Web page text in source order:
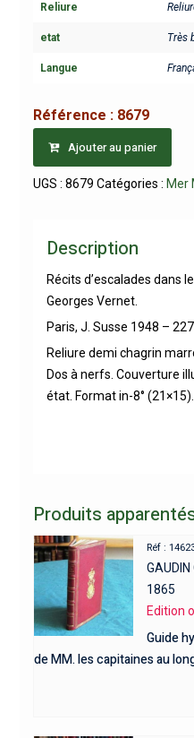
Reliure
etat Très
Langue
Référence : 8679
Ajouter au panier
UGS : 8679 Catégories : Mer
Description
Récits d’escalades dans
Georges Vernet.
Paris, J. Susse 1948 –
Reliure demi chagrin
Dos à nerfs. Couverture
état. Format in-8° (21×15).
Produits
Réf :
1865
Edition
Guide
de MM. les capitaines au